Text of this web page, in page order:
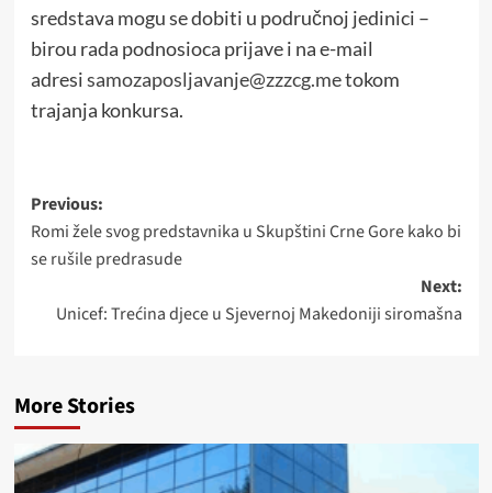
sredstava mogu se dobiti u područnoj jedinici –
birou rada podnosioca prijave i na e-mail
adresisamozaposljavanje@zzzcg.metokom
trajanja konkursa.
Post
navigation
Previous:
Romi žele svog predstavnika u Skupštini Crne Gore kako bi
se rušile predrasude
Next:
Unicef: Trećina djece u Sjevernoj Makedoniji siromašna
More Stories